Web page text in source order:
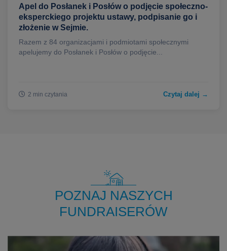
Apel do Posłanek i Posłów o podjęcie społeczno-
eksperckiego projektu ustawy, podpisanie go i
złożenie w Sejmie.
Razem z 84 organizacjami i podmiotami społecznymi
apelujemy do Posłanek i Posłów o podjęcie...
2 min czytania Czytaj dalej →
POZNAJ NASZYCH
FUNDRAISERÓW